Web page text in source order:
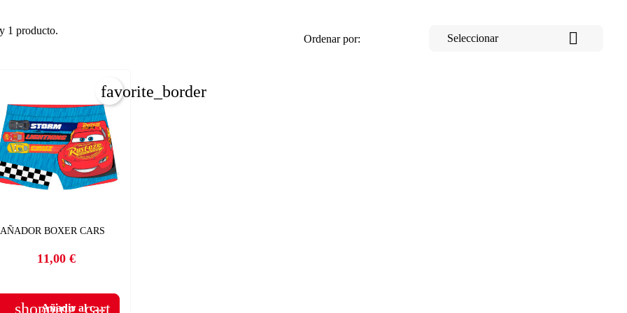
1 producto.
Ordenar por: Seleccionar 
BOXER CARS
Precio
11,00 €
shopping_cart
Añadir al carrito
favorite_border